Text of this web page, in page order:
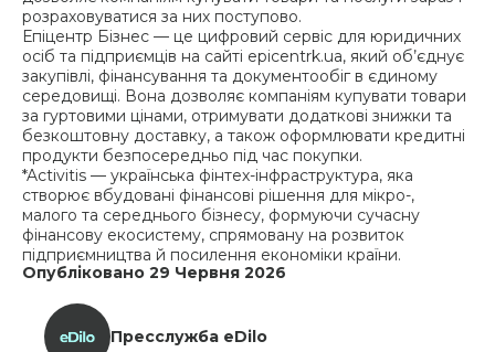
розраховуватися за них поступово.
Епіцентр Бізнес — це цифровий сервіс для юридичних
осіб та підприємців на сайті epicentrk.ua, який об’єднує
закупівлі, фінансування та документообіг в єдиному
середовищі. Вона дозволяє компаніям купувати товари
за гуртовими цінами, отримувати додаткові знижки та
безкоштовну доставку, а також оформлювати кредитні
продукти безпосередньо під час покупки.
*Activitis — українська фінтех-інфраструктура, яка
створює вбудовані фінансові рішення для мікро-,
малого та середнього бізнесу, формуючи сучасну
фінансову екосистему, спрямовану на розвиток
підприємництва й посилення економіки країни.
Опубліковано 29 Червня 2026
Пресслужба eDilo